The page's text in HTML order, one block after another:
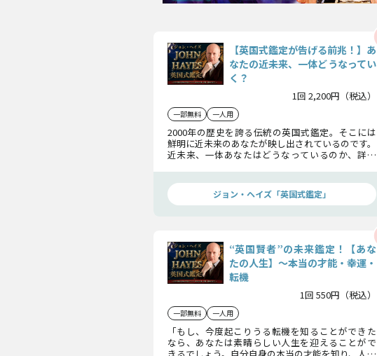
【英国式鑑定が告げる前兆！】あ
なたの近未来、一体どうなってい
く？
1回 2,200円（税込）
一部無料 一人用
2000年の歴史を誇る伝統の英国式鑑定。そこには
鮮明に近未来のあなたが映し出されているのです。
近未来、一体あなたはどうなっているのか、詳細
ジョン・ヘイズ「英国式鑑定」
“英国賢者”の未来鑑定！【あな
たの人生】〜本当の才能・幸運・
転機
1回 550円（税込）
一部無料 一人用
「もし、今度起こりうる転機を知ることができた
なら、あなたは素晴らしい人生を迎えることがで